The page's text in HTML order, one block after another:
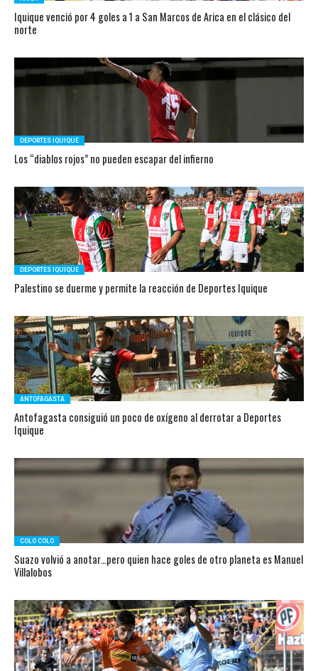
Iquique venció por 4 goles a 1 a San Marcos de Arica en el clásico del
norte
DEPORTES IQUIQUE
Los “diablos rojos” no pueden escapar del infierno
DEPORTES IQUIQUE
Palestino se duerme y permite la reacción de Deportes Iquique
ANTOFAGASTA
Antofagasta consiguió un poco de oxígeno al derrotar a Deportes
Iquique
COLO COLO
Suazo volvió a anotar…pero quien hace goles de otro planeta es Manuel
Villalobos